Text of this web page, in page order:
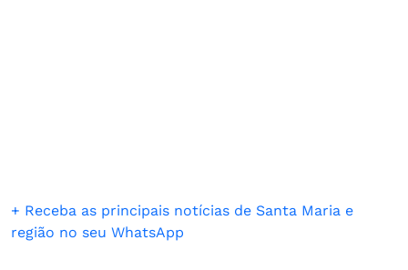
+ Receba as principais notícias de Santa Maria e
região no seu WhatsApp